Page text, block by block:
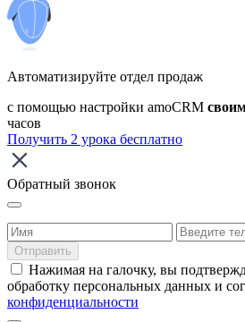
Автоматизируйте отдел продаж
с помощью настройки amoCRM
часов
Получить 2 урока бесплатно
Обратный звонок
Отправить
Нажимая на галочку, вы
обработку персональных данных и
конфиденциальности